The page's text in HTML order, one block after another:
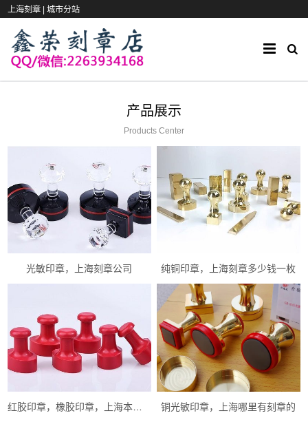
上海刻章 |城市分站
产品展示
Products Center
光敏印章，上海刻章公司 纯铜印章，上海刻章多少钱一枚
铜光敏印章，上海哪里有刻章的